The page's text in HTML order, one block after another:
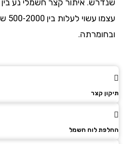
עצמו עשוי לעלות
קצר
לוח חשמל